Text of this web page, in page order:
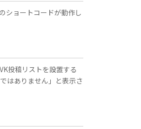
ショートコードが動作し
投稿リストを設置する
はありません」と表示さ